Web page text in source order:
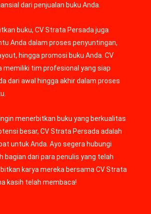
dari penjualan buku Anda.
buku, CV Strata Persada juga
Anda dalam proses penyuntingan,
hingga promosi buku Anda. CV
memiliki tim profesional yang siap
dari awal hingga akhir dalam proses
menerbitkan buku yang berkualitas
besar, CV Strata Persada adalah
untuk Anda. Ayo segera hubungi
bagian dari para penulis yang telah
karya mereka bersama CV Strata
kasih telah membaca!